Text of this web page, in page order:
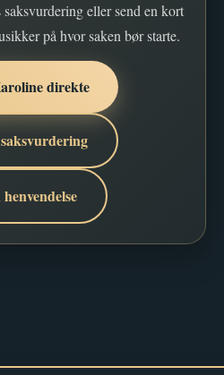
eller send en kort
på hvor saken bør starte.
direkte